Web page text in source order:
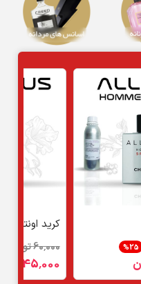
25%
کرید اونتوس
60٬000 تومان
45٬000 تومان